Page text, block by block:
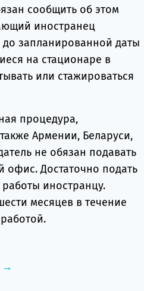
сообщить об этом
иностранец
запланированной даты
на стационаре в
или стажироваться
процедура,
Армении, Беларуси,
не обязан подавать
офис. Достаточно подать
иностранцу.
месяцев в течение
→